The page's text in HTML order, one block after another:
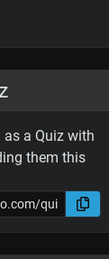
a Quiz with
them this